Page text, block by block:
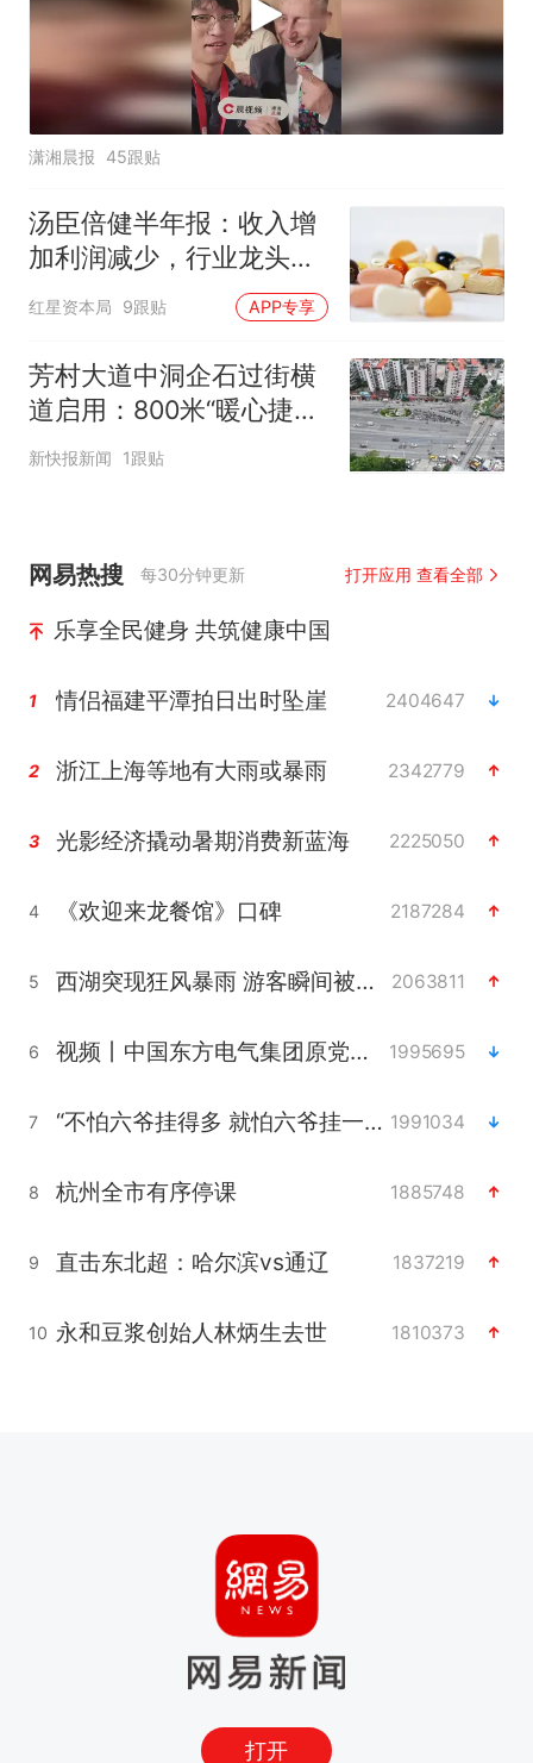
潇湘晨报 45跟贴
汤臣倍健半年报：收入增
加利润减少，行业龙头的
AB面
红星资本局 9跟贴 APP专享
芳村大道中洞企石过街横
道启用：800米“暖心捷
径”打通民生出行“最后一
新快报新闻 1跟贴
网易热搜 每30分钟更新 打开应用 查看全部
乐享全民健身 共筑健康中国
1 情侣福建平潭拍日出时坠崖 2404647
2 浙江上海等地有大雨或暴雨 2342779
3 光影经济撬动暑期消费新蓝海 2225050
4 《欢迎来龙餐馆》口碑 2187284
5 西湖突现狂风暴雨 游客瞬间被浇透 2063811
6 视频丨中国东方电气集团原党组副书记、董事宋致远被查 1995695
7 “不怕六爷挂得多 就怕六爷挂一颗” 1991034
8 杭州全市有序停课 1885748
9 直击东北超：哈尔滨vs通辽 1837219
10 永和豆浆创始人林炳生去世 1810373
打开